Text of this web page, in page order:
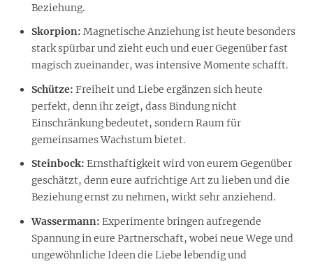
Beziehung.
Skorpion: Magnetische Anziehung ist heute besonders
stark spürbar und zieht euch und euer Gegenüber fast
magisch zueinander, was intensive Momente schafft.
Schütze: Freiheit und Liebe ergänzen sich heute
perfekt, denn ihr zeigt, dass Bindung nicht
Einschränkung bedeutet, sondern Raum für
gemeinsames Wachstum bietet.
Steinbock: Ernsthaftigkeit wird von eurem Gegenüber
geschätzt, denn eure aufrichtige Art zu lieben und die
Beziehung ernst zu nehmen, wirkt sehr anziehend.
Wassermann: Experimente bringen aufregende
Spannung in eure Partnerschaft, wobei neue Wege und
ungewöhnliche Ideen die Liebe lebendig und